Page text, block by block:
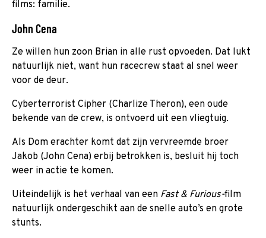
films: familie.
John Cena
Ze willen hun zoon Brian in alle rust opvoeden. Dat lukt
natuurlijk niet, want hun racecrew staat al snel weer
voor de deur.
Cyberterrorist Cipher (Charlize Theron), een oude
bekende van de crew, is ontvoerd uit een vliegtuig.
Als Dom erachter komt dat zijn vervreemde broer
Jakob (John Cena) erbij betrokken is, besluit hij toch
weer in actie te komen.
Uiteindelijk is het verhaal van een Fast & Furious-film
natuurlijk ondergeschikt aan de snelle auto’s en grote
stunts.